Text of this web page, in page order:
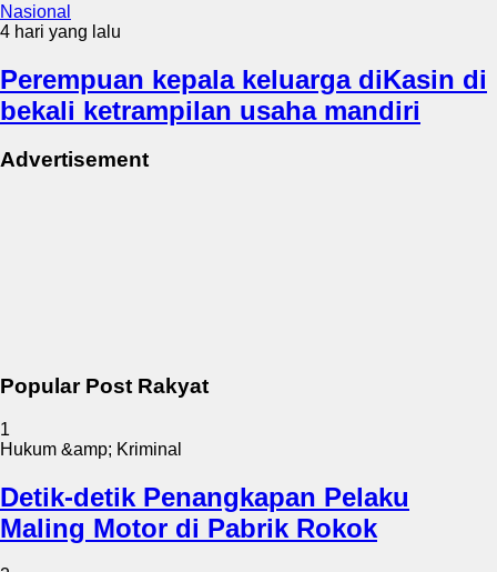
Nasional
4 hari yang lalu
Perempuan kepala keluarga diKasin di
bekali ketrampilan usaha mandiri
Advertisement
Popular Post Rakyat
1
Hukum &amp; Kriminal
Detik-detik Penangkapan Pelaku
Maling Motor di Pabrik Rokok